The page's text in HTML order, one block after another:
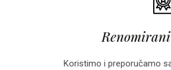
Koristimo i preporučamo